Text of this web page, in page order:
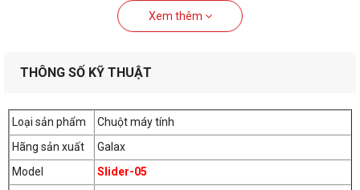
Xem thêm
THÔNG SỐ KỸ THUẬT
Loại sản phẩm
Chuột máy tính
Hãng sản xuất
Galax
Model
Slider-05